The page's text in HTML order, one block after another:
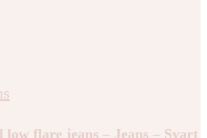
flare jeans – Jeans – Svart